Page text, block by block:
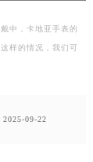
中，卡地亚手表的
样的情况，我们可
2025-09-22